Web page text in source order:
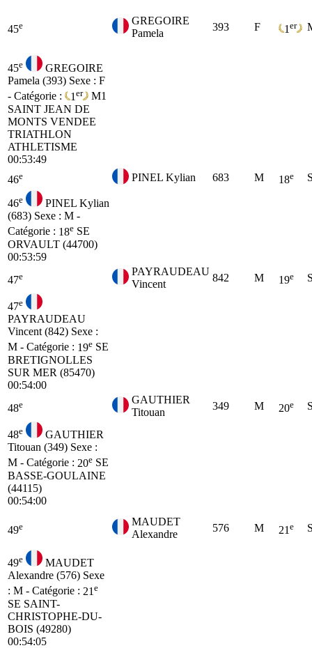
45e
GREGOIRE
Pamela
393 F 1 er
45e
GREGOIRE
Pamela (393) Sexe : F
- Catégorie :
1 er
M1
SAINT JEAN DE
MONTS VENDEE
TRIATHLON
ATHLETISME
00:53:49
46e PINEL Kylian 683 M 18e
46e
PINEL Kylian
(683) Sexe : M -
Catégorie : 18e SE
ORVAULT (44700)
00:53:59
47e
PAYRAUDEAU
Vincent
842 M 19e
47e
PAYRAUDEAU
Vincent (842) Sexe :
M - Catégorie : 19e SE
BRETIGNOLLES
SUR MER (85470)
00:54:00
48e
GAUTHIER
Titouan
349 M 20e
48e
GAUTHIER
Titouan (349) Sexe :
M - Catégorie : 20e SE
BASSE-GOULAINE
(44115)
00:54:00
49e
MAUDET
Alexandre
576 M 21 e
49e
MAUDET
Alexandre (576) Sexe
: M - Catégorie : 21 e
SE SAINT-
CHRISTOPHE-DU-
BOIS (49280)
00:54:05